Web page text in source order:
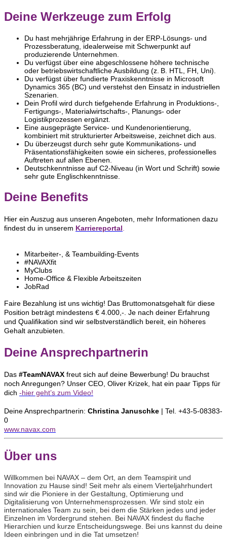
Deine Werkzeuge zum Erfolg
Du hast mehrjährige Erfahrung in der ERP‑Lösungs- und
Prozessberatung, idealerweise mit Schwerpunkt auf
produzierende Unternehmen.
Du verfügst über eine abgeschlossene höhere technische
oder betriebswirtschaftliche Ausbildung (z. B. HTL, FH, Uni).
Du verfügst über fundierte Praxiskenntnisse in Microsoft
Dynamics 365 (BC) und verstehst den Einsatz in industriellen
Szenarien.
Dein Profil wird durch tiefgehende Erfahrung in Produktions‑,
Fertigungs‑, Materialwirtschafts‑, Planungs‑ oder
Logistikprozessen ergänzt.
Eine ausgeprägte Service‑ und Kundenorientierung,
kombiniert mit strukturierter Arbeitsweise, zeichnet dich aus.
Du überzeugst durch sehr gute Kommunikations‑ und
Präsentationsfähigkeiten sowie ein sicheres, professionelles
Auftreten auf allen Ebenen.
Deutschkenntnisse auf C2‑Niveau (in Wort und Schrift) sowie
sehr gute Englischkenntnisse.
Deine Benefits
Hier ein Auszug aus unseren Angeboten, mehr Informationen dazu
findest du in unserem Karriereportal.
Mitarbeiter-, & Teambuilding-Events
#NAVAXfit
MyClubs
Home-Office & Flexible Arbeitszeiten
JobRad
Faire Bezahlung ist uns wichtig! Das Bruttomonatsgehalt für diese
Position beträgt mindestens € 4.000,-. Je nach deiner Erfahrung
und Qualifikation sind wir selbstverständlich bereit, ein höheres
Gehalt anzubieten.
Deine Ansprechpartnerin
Das #TeamNAVAX freut sich auf deine Bewerbung! Du brauchst
noch Anregungen? Unser CEO, Oliver Krizek, hat ein paar Tipps für
dich -hier geht’s zum Video!
Deine Ansprechpartnerin: Christina Januschke | Tel. +43-5-08383-
0
www.navax.com
Über uns
Willkommen bei NAVAX – dem Ort, an dem Teamspirit und
Innovation zu Hause sind! Seit mehr als einem Vierteljahrhundert
sind wir die Pioniere in der Gestaltung, Optimierung und
Digitalisierung von Unternehmensprozessen. Wir sind stolz ein
internationales Team zu sein, bei dem die Stärken jedes und jeder
Einzelnen im Vordergrund stehen. Bei NAVAX findest du flache
Hierarchien und kurze Entscheidungswege. Bei uns kannst du deine
Ideen einbringen und in die Tat umsetzen!